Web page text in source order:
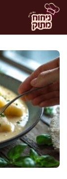
לדלג
לתוכן